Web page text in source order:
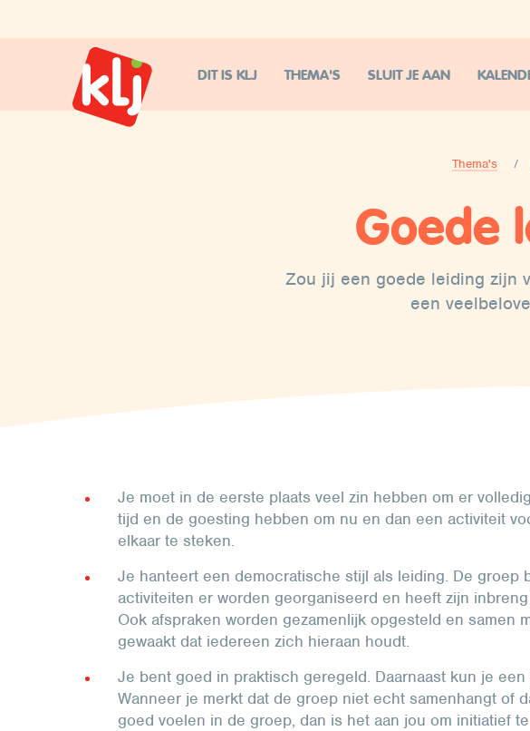
DIT IS KLJ THEMA'S SLUIT JE AAN
Thema's
Goede
Zou jij een goede leiding zijn
een
Je moet in de eerste plaats veel zin hebben om er
tijd en de goesting hebben om nu en dan een activiteit
elkaar te steken.
Je hanteert een democratische stijl als leiding. De groep
activiteiten er worden georganiseerd en heeft zijn
Ook afspraken worden gezamenlijk opgesteld en samen
gewaakt dat iedereen zich hieraan houdt.
Je bent goed in praktisch geregeld. Daarnaast kun je
Wanneer je merkt dat de groep niet echt samenhangt of
goed voelen in de groep, dan is het aan jou om initiatief